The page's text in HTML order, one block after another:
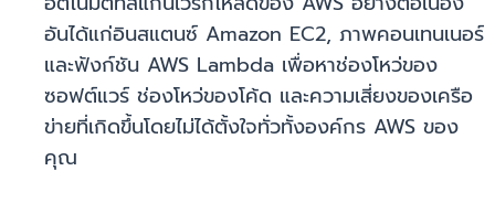
อันได้แก่อินสแตนซ์ Amazon EC2, ภาพคอนเทนเนอร์
และฟังก์ชัน AWS Lambda เพื่อหาช่องโหว่ของ
ซอฟต์แวร์ ช่องโหว่ของโค้ด และความเสี่ยงของเครือ
ข่ายที่เกิดขึ้นโดยไม่ได้ตั้งใจทั่วทั้งองค์กร AWS ของ
คุณ